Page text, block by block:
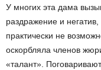
У многих эта дама
раздражение и
практически не
оскорбляла членов
«талант».